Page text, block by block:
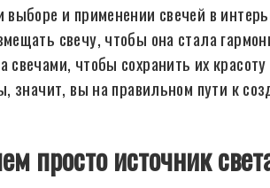
и применении свечей в
свечу, чтобы она стала
чтобы сохранить их
значит, вы на правильном пути к
просто источник